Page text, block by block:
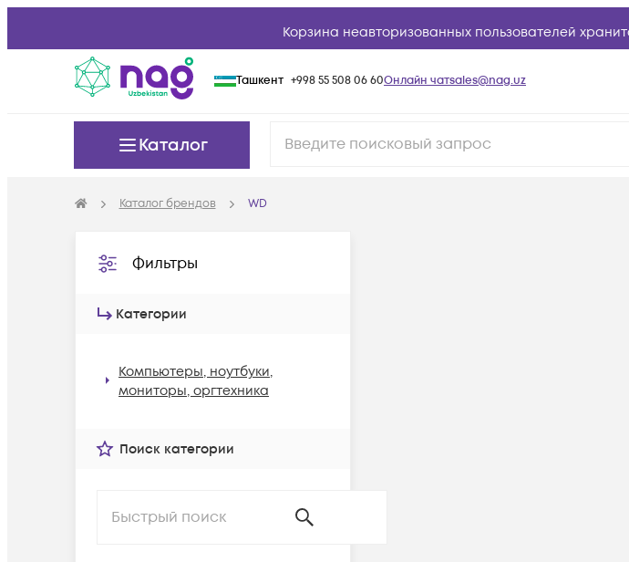
Корзина неавторизованных пользователей
Ташкент +998 55 508 06 60Онлайн чатsales@nag.uz
Каталог
Каталог брендов WD
Фильтры
Категории
Компьютеры, ноутбуки,
мониторы, оргтехника
Поиск категории